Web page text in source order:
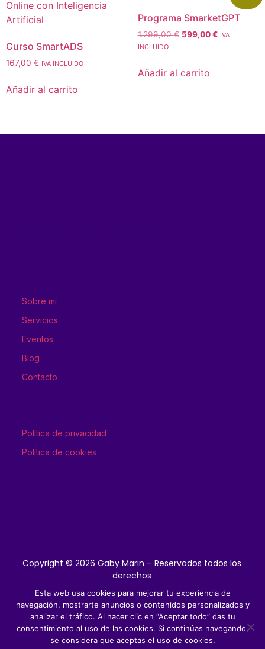
Curso SmartADS
167,00 € IVA INCLUIDO
Añadir al carrito
Programa SmarketGPT
1.299,00€ 599,00€ IVA
INCLUIDO
Añadir al carrito
Sobre mí
Servicios
Eventos
Blog
Contacto
Política de privacidad
Política de cookies
Copyright © 2026 Gaby Marin – Reservados todos los
derechos
Conectemos
Esta web usa cookies para mejorar tu experiencia de
navegación, mostrarte anuncios o contenidos personalizados y
analizar el tráfico. Al hacer clic en “Aceptar todo” das tu
consentimiento al uso de las cookies. Si continúas navegando,
se considera que aceptas el uso de cookies.